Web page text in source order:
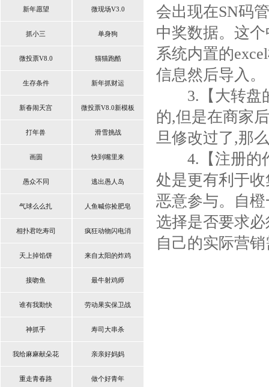
新年愿望 微现场V3.0
抓小三 单身狗
微投票V8.0 猫猫跑酷
生存条件 新年抓财运
新春闹天宫 微投票V8.0新模板
打年兽 滑雪挑战
画圆 快到嘴里来
愚众不同 逃出愚人岛
气球么么扎 人鱼喊你捡肥皂
相扑君吃寿司 疯狂动物闪电消
天上掉馅饼 来自太阳的炸鸡
接吻鱼 最牛射鸡师
谁有我勤快 劳动果实保卫战
神抓手 寿司大串杀
我给麻麻献朵花 亲亲好妈妈
重走青春路 做个好青年
会出现在SN码
中奖数据。这
系统内置的
信息然后导入。
3.【大转盘的
的,但是在商家
旦修改过了,那
4.【注册的作
处是更有利于
恶意参与。
自
选择是否要求
自己的实际营